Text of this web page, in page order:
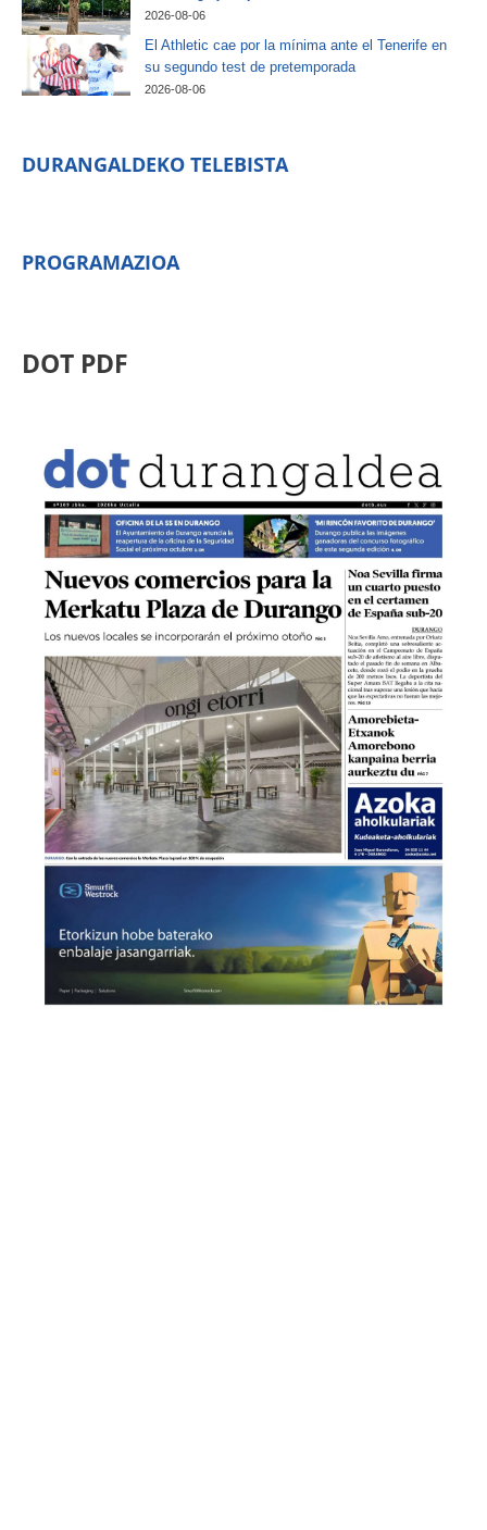
2026-08-06
El Athletic cae por la mínima ante el Tenerife en
su segundo test de pretemporada
2026-08-06
DURANGALDEKO TELEBISTA
PROGRAMAZIOA
DOT PDF